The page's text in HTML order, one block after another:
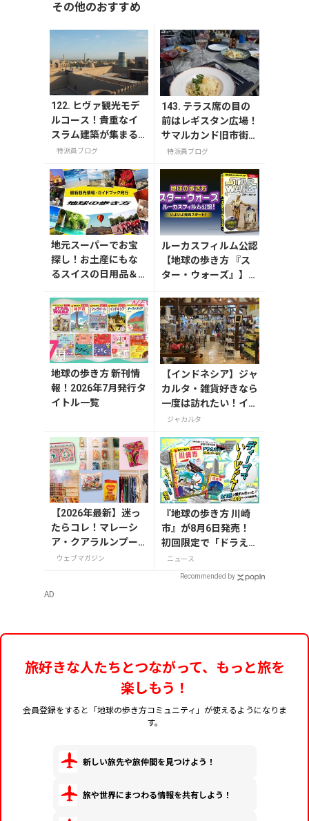
その他のおすすめ
122. ヒヴァ観光モデ
ルコース！貴重なイ
スラム建築が集まる
旧市街イチャンカラ
特派員ブログ
143. テラス席の目の
前はレギスタン広場！
サマルカンド旧市街の
おすすめレストラン・
特派員ブログ
地元スーパーでお宝
探し！お土産にもな
るスイスの日用品＆
ルーカスフィルム公認
【地球の歩き方 『ス
ター・ウォーズ』】が
定版はホログラム仕様
の特製リバーシブル帯
付き
地球の歩き方 新刊情
報！2026年7月発行タ
イトル一覧
【インドネシア】ジャ
カルタ・雑貨好きなら
一度は訪れたい！イン
ドネシアの魅力が詰ま
ジャカルタ
【2026年最新】迷っ
たらコレ！マレーシ
ア・クアラルンプー
ルで絶対買いたいお
ウェブマガジン
『地球の歩き方 川崎
市』が8月6日発売！
初回限定で「ドラえも
ん」描き下ろし特別カ
バー付き
ニュース
Recommended by
AD
旅好きな人たちとつながって、もっと旅を
楽しもう！
会員登録をすると「地球の歩き方コミュニティ」が使えるようになりま
す。
新しい旅先や旅仲間を見つけよう！
旅や世界にまつわる情報を共有しよう！